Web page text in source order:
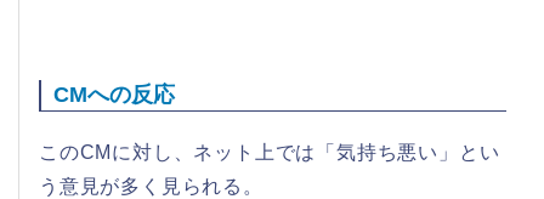
CMへの反応
このCMに対し、ネット上では「気持ち悪い」とい
う意見が多く見られる。